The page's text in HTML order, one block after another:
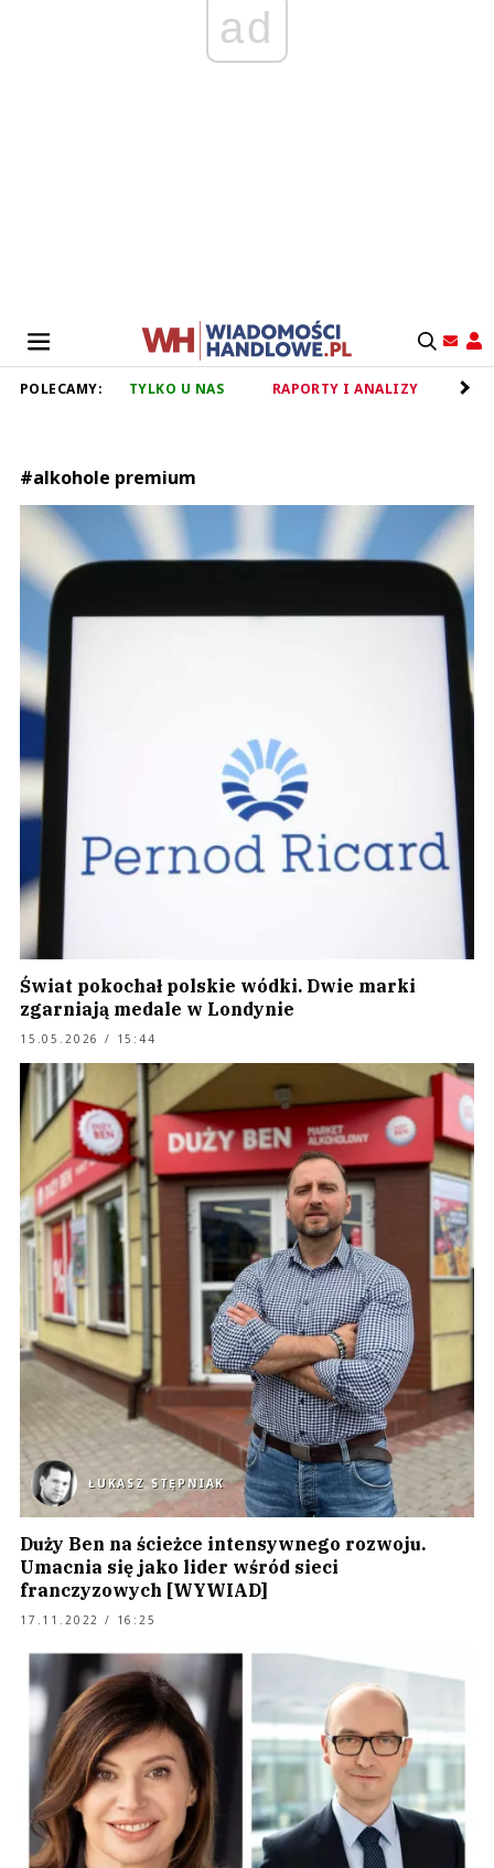
ad
POLECAMY: TYLKO U NAS RAPORTY I ANALIZY
#alkohole premium
Świat pokochał polskie wódki. Dwie marki
zgarniają medale w Londynie
15.05.2026 / 15:44
ŁUKASZ STĘPNIAK
Duży Ben na ścieżce intensywnego rozwoju.
Umacnia się jako lider wśród sieci
franczyzowych [WYWIAD]
17.11.2022 / 16:25